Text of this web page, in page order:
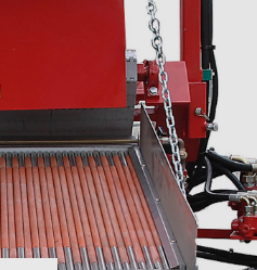
DANSK
ΕΛΛΗΝΙΚΉ
БЪЛГАРСКИ
SVENSKA
SLOVENSKI
LIETUVIŲ
LATVIEŠU